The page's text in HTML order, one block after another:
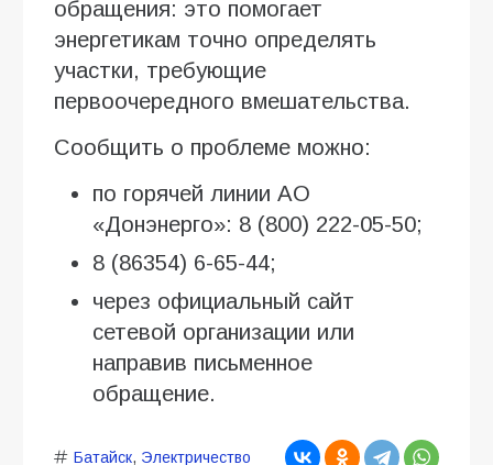
обращения: это помогает
энергетикам точно определять
участки, требующие
первоочередного вмешательства.
Сообщить о проблеме можно:
по горячей линии АО
«Донэнерго»: 8 (800) 222-05-50;
8 (86354) 6-65-44;
через официальный сайт
сетевой организации или
направив письменное
обращение.
Батайск, Электричество